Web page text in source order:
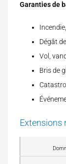
Garanties de
Dégât
Vol,
Bris de
Extensions
x